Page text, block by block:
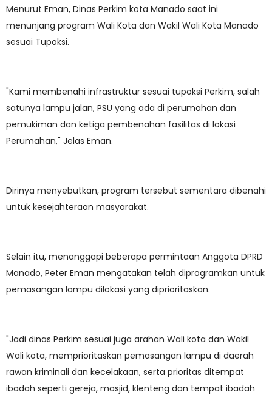
Menurut Eman, Dinas Perkim kota Manado saat ini
menunjang program Wali Kota dan Wakil Wali Kota Manado
sesuai Tupoksi.
"Kami membenahi infrastruktur sesuai tupoksi Perkim, salah
satunya lampu jalan, PSU yang ada di perumahan dan
pemukiman dan ketiga pembenahan fasilitas di lokasi
Perumahan," Jelas Eman.
Dirinya menyebutkan, program tersebut sementara dibenahi
untuk kesejahteraan masyarakat.
Selain itu, menanggapi beberapa permintaan Anggota DPRD
Manado, Peter Eman mengatakan telah diprogramkan untuk
pemasangan lampu dilokasi yang diprioritaskan.
"Jadi dinas Perkim sesuai juga arahan Wali kota dan Wakil
Wali kota, memprioritaskan pemasangan lampu di daerah
rawan kriminali dan kecelakaan, serta prioritas ditempat
ibadah seperti gereja, masjid, klenteng dan tempat ibadah